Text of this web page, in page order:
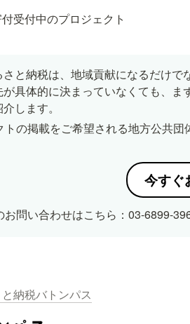
受付中のプロジェクト
と納税は、地域貢献になるだけ
具体的に決まっていなくても、
します。
トの掲載をご希望される地方公共
今すぐ
お問い合わせはこちら：03-6899-
納税バトンパス